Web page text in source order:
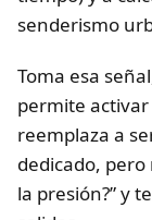
senderismo
Toma esa
permite activar
reemplaza a
dedicado,
la presión?” y